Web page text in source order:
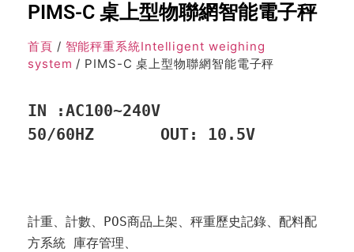
PIMS-C 桌上型物聯網智能電子秤
首頁 / 智能秤重系統Intelligent weighing
system / PIMS-C 桌上型物聯網智能電子秤
IN :AC100~240V
計重、計數、POS商品上架、秤重歷史記錄、配料配
方系統 庫存管理、